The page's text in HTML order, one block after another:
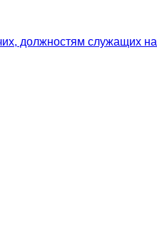
должностям служащих